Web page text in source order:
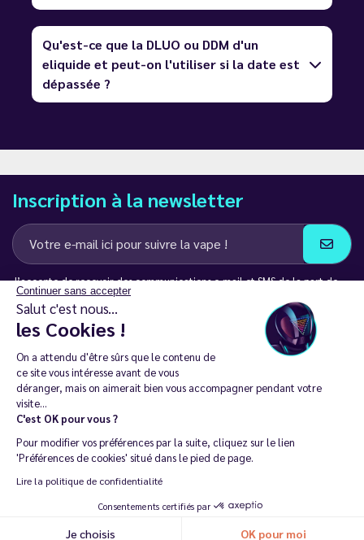
Continuer sans accepter
Salut c'est nous...
les Cookies !
On a attendu d'être sûrs que le contenu de
ce site vous intéresse avant de vous
déranger, mais on aimerait bien vous accompagner pendant votre
visite...
C'est OK pour vous ?
Pour modifier vos préférences par la suite, cliquez sur le lien
'Préférences de cookies' situé dans le pied de page.
Lire la politique de confidentialité
Consentements certifiés par
Je choisis OK pour moi
Qu'est-ce que la DLUO ou DDM d'un
eliquide et peut-on l'utiliser si la date est
dépassée ?
Inscription à la newsletter
J’accepte de recevoir des communications e-mail et SMS de la part de
LD Groupe
Restez en contact
La vente de cigarette électronique est interdite chez les moins de
18 ans. 🔞
Copyright © 2014 - 2026 Le Vapoteur Discount - Tous droits
Ne vapotez pas si vous ne fumez pas.
Recommander ma dernière commande